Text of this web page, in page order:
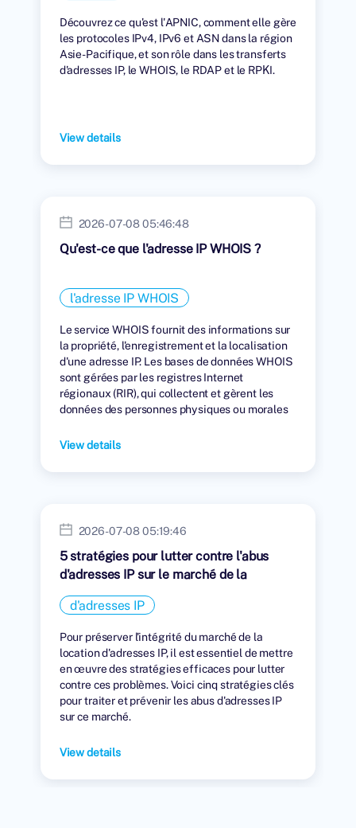
Découvrez ce qu'est l'APNIC, comment elle gère
les protocoles IPv4, IPv6 et ASN dans la région
Asie-Pacifique, et son rôle dans les transferts
d'adresses IP, le WHOIS, le RDAP et le RPKI.
View details
2026-07-08 05:46:48
Qu'est-ce que l'adresse IP WHOIS ?
l'adresse IP WHOIS
Le service WHOIS fournit des informations sur
la propriété, l'enregistrement et la localisation
d'une adresse IP. Les bases de données WHOIS
sont gérées par les registres Internet
régionaux (RIR), qui collectent et gèrent les
données des personnes physiques ou morales
View details
2026-07-08 05:19:46
5 stratégies pour lutter contre l'abus
d'adresses IP sur le marché de la
location
d'adresses IP
Pour préserver l'intégrité du marché de la
location d'adresses IP, il est essentiel de mettre
en œuvre des stratégies efficaces pour lutter
contre ces problèmes. Voici cinq stratégies clés
pour traiter et prévenir les abus d'adresses IP
sur ce marché.
View details